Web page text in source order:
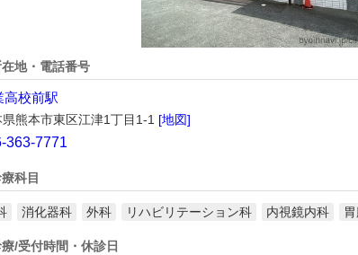
在地・電話番号
高校前駅
熊本市東区江津1丁目1-1 [地図]
363-7771
科目
消化器科 外科 リハビリテーション科 内視鏡内科
/受付時間・休診日